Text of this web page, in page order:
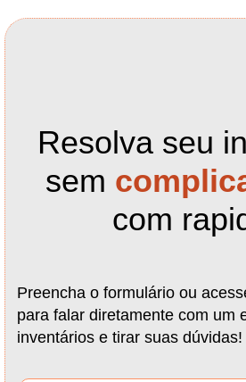
Resolva seu
sem
com
Preencha o formulário ou
para falar diretamente com um
inventários e tirar suas dúvidas!